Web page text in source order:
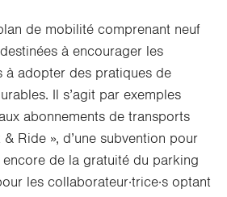
plan de mobilité comprenant neuf
à encourager les
à adopter des pratiques de
Il s’agit par exemples
abonnements de transports
Ride », d’une subvention pour
encore de la gratuité du parking
les collaborateur·trice·s optant